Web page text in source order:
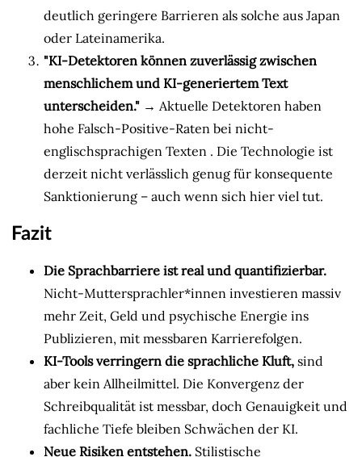
deutlich geringere Barrieren als solche aus Japan
oder Lateinamerika.
"KI-Detektoren können zuverlässig zwischen
menschlichem und KI-generiertem Text
unterscheiden." → Aktuelle Detektoren haben
hohe Falsch-Positive-Raten bei nicht-
englischsprachigen Texten . Die Technologie ist
derzeit nicht verlässlich genug für konsequente
Sanktionierung – auch wenn sich hier viel tut.
Fazit
Die Sprachbarriere ist real und quantifizierbar.
Nicht-Muttersprachler*innen investieren massiv
mehr Zeit, Geld und psychische Energie ins
Publizieren, mit messbaren Karrierefolgen.
KI-Tools verringern die sprachliche Kluft, sind
aber kein Allheilmittel. Die Konvergenz der
Schreibqualität ist messbar, doch Genauigkeit und
fachliche Tiefe bleiben Schwächen der KI.
Neue Risiken entstehen. Stilistische